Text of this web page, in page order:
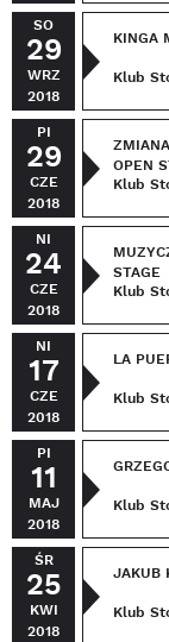
SO
29
WRZ
2018
KINGA
Klub
PI
29
CZE
2018
OPEN
Klub
NI
24
CZE
2018
STAGE
Klub
NI
17
CZE
2018
LA
Klub
PI
11
MAJ
2018
Klub
ŚR
25
KWI
2018
JAKUB
Klub